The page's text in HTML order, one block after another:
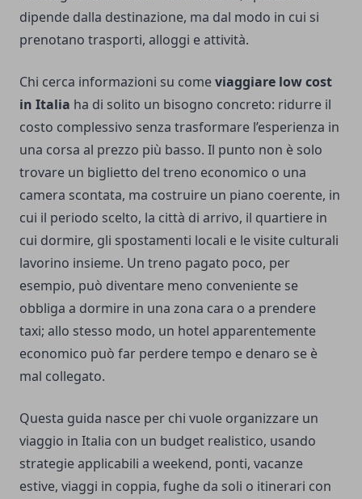
dipende dalla destinazione, ma dal modo in cui si
prenotano trasporti, alloggi e attività.
Chi cerca informazioni su comeviaggiare low cost
in Italia ha di solito un bisogno concreto: ridurre il
costo complessivo senza trasformare l’esperienza in
una corsa al prezzo più basso. Il punto non è solo
trovare un biglietto del treno economico o una
camera scontata, ma costruire un piano coerente, in
cui il periodo scelto, la città di arrivo, il quartiere in
cui dormire, gli spostamenti locali e le visite culturali
lavorino insieme. Un treno pagato poco, per
esempio, può diventare meno conveniente se
obbliga a dormire in una zona cara o a prendere
taxi; allo stesso modo, un hotel apparentemente
economico può far perdere tempo e denaro se è
mal collegato.
Questa guida nasce per chi vuole organizzare un
viaggio in Italia con un budget realistico, usando
strategie applicabili a weekend, ponti, vacanze
estive, viaggi in coppia, fughe da soli o itinerari con